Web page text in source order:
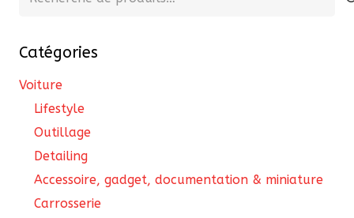
Catégories
Voiture
Lifestyle
Outillage
Detailing
Accessoire, gadget, documentation & miniature
Carrosserie